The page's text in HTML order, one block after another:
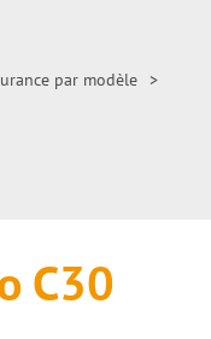
par modèle >
C30